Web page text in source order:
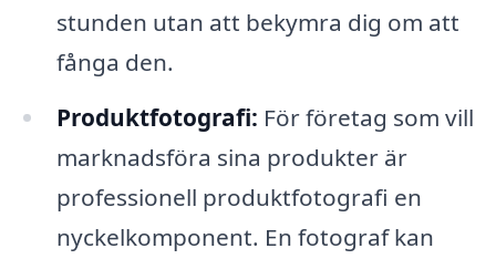
stunden utan att bekymra dig om att
fånga den.
Produktfotografi: För företag som vill
marknadsföra sina produkter är
professionell produktfotografi en
nyckelkomponent. En fotograf kan